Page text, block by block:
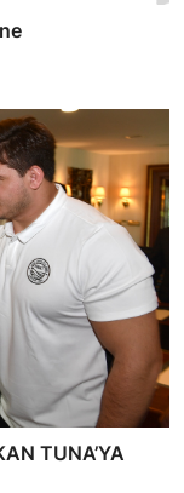
TUNA’YA